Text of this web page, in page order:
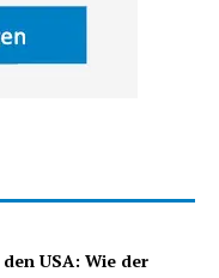
USA: Wie der